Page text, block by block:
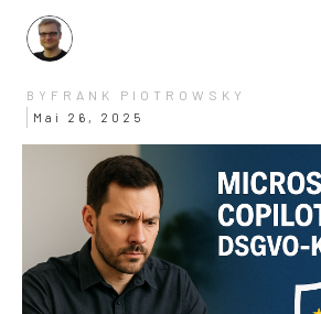
BY FRANK PIOTROWSKY
Mai 26, 2025